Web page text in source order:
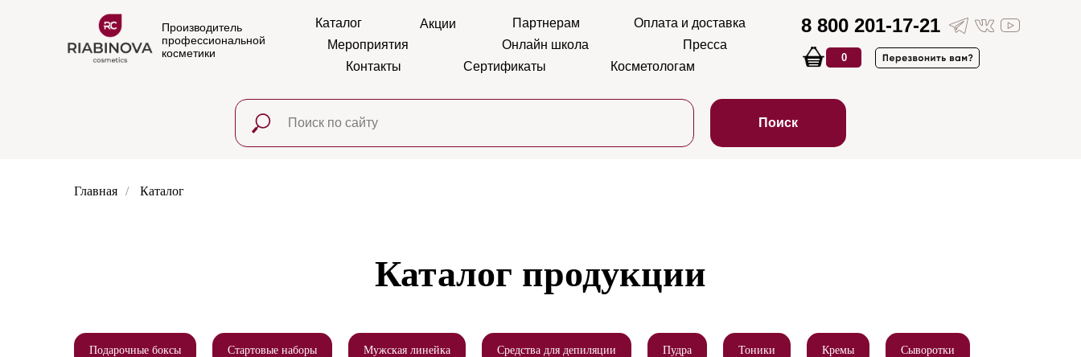
Производитель
профессиональной
косметики
Каталог
Косметологам
Партнерам
Онлайн школа
Оплата и доставка
Контакты
8 800 201-17-21
0
Мероприятия
Акции
Пресса
Сертификаты
Поиск
Главная / Каталог
Каталог продукции
Подарочные боксы Стартовые наборы Мужская линейка Средства для депиляции Пудра Тоники Кремы Сыворотки